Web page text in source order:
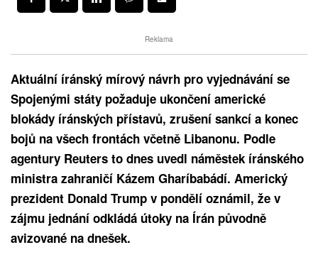
Reklama
Aktuální íránský mírový návrh pro vyjednávání se
Spojenými státy požaduje ukončení americké
blokády íránských přístavů, zrušení sankcí a konec
bojů na všech frontách včetně Libanonu. Podle
agentury Reuters to dnes uvedl náměstek íránského
ministra zahraničí Kázem Gharíbabádí. Americký
prezident Donald Trump v pondělí oznámil, že v
zájmu jednání odkládá útoky na Írán původně
avizované na dnešek.